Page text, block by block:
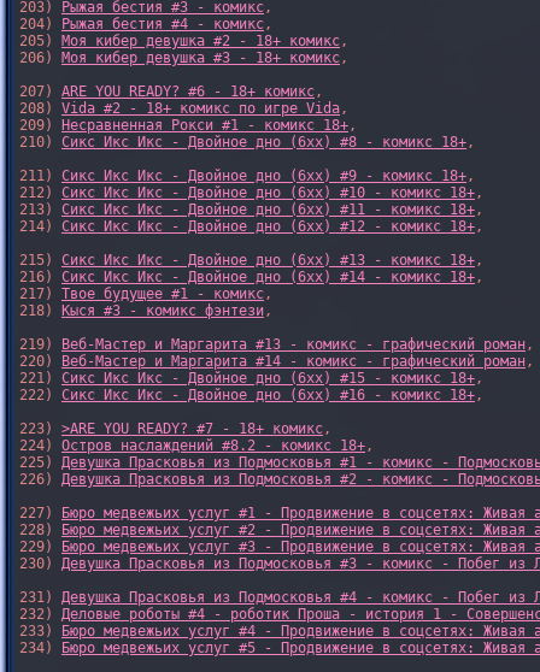
203)
Рыжая бестия #3 - комикс,
204)
Рыжая бестия #4 - комикс,
205) Моя кибер девушка #2 - 18+ комикс,
206) Моя кибер девушка #3 - 18+ комикс,
207) ARE YOU READY? #6 - 18+ комикс,
208) Vida #2 - 18+ комикс по игре Vida,
209)
Несравненная Рокси #1 - комикс 18+,
210) Сикс Икс Икс - Двойное дно (6xx) #8 - комикс 18+,
211) Сикс Икс Икс - Двойное дно (6xx) #9 - комикс 18+,
212) Сикс Икс Икс - Двойное дно (6xx) #10 - комикс 18+,
213) Сикс Икс Икс - Двойное дно (6xx) #11 - комикс 18+,
214) Сикс Икс Икс - Двойное дно (6xx) #12 - комикс 18+,
215) Сикс Икс Икс - Двойное дно (6xx) #13 - комикс 18+,
216) Сикс Икс Икс - Двойное дно (6xx) #14 - комикс 18+,
217) Твое будущее #1 - комикс,
218)
Кыся #3 - комикс фэнтези,
219)
Веб-Мастер и Маргарита #13 - комикс - графический роман,
220)
Веб-Мастер и Маргарита #14 - комикс - графический роман,
221) Сикс Икс Икс - Двойное дно (6xx) #15 - комикс 18+,
222) Сикс Икс Икс - Двойное дно (6xx) #16 - комикс 18+,
223) >ARE YOU READY? #7 - 18+ комикс,
224) Остров наслаждений #8.2 - комикс 18+,
225) Девушка Прасковья из Подмосковья #1 - комикс -
226) Девушка Прасковья из Подмосковья #2 - комикс -
227)
Бюро медвежьих услуг #1 - Продвижение в соцсетях: Живая
228)
Бюро медвежьих услуг #2 - Продвижение в соцсетях: Живая
229)
Бюро медвежьих услуг #3 - Продвижение в соцсетях: Живая
230) Девушка Прасковья из Подмосковья #3 - комикс - Побег из
231) Девушка Прасковья из Подмосковья #4 - комикс - Побег из
232) Деловые роботы #4 - роботик Проша - история 1 -
233)
Бюро медвежьих услуг #4 - Продвижение в соцсетях: Живая
234)
Бюро медвежьих услуг #5 - Продвижение в соцсетях: Живая